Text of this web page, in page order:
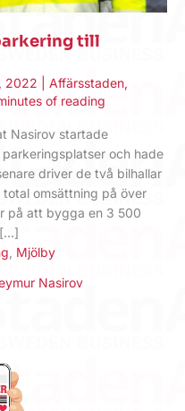
till
2022 Affärsstaden,
of reading
Nasirov startade
och hade
driver de två bilhallar
omsättning på över
på att bygga en 3 500
[…]
Mjölby
Nasirov